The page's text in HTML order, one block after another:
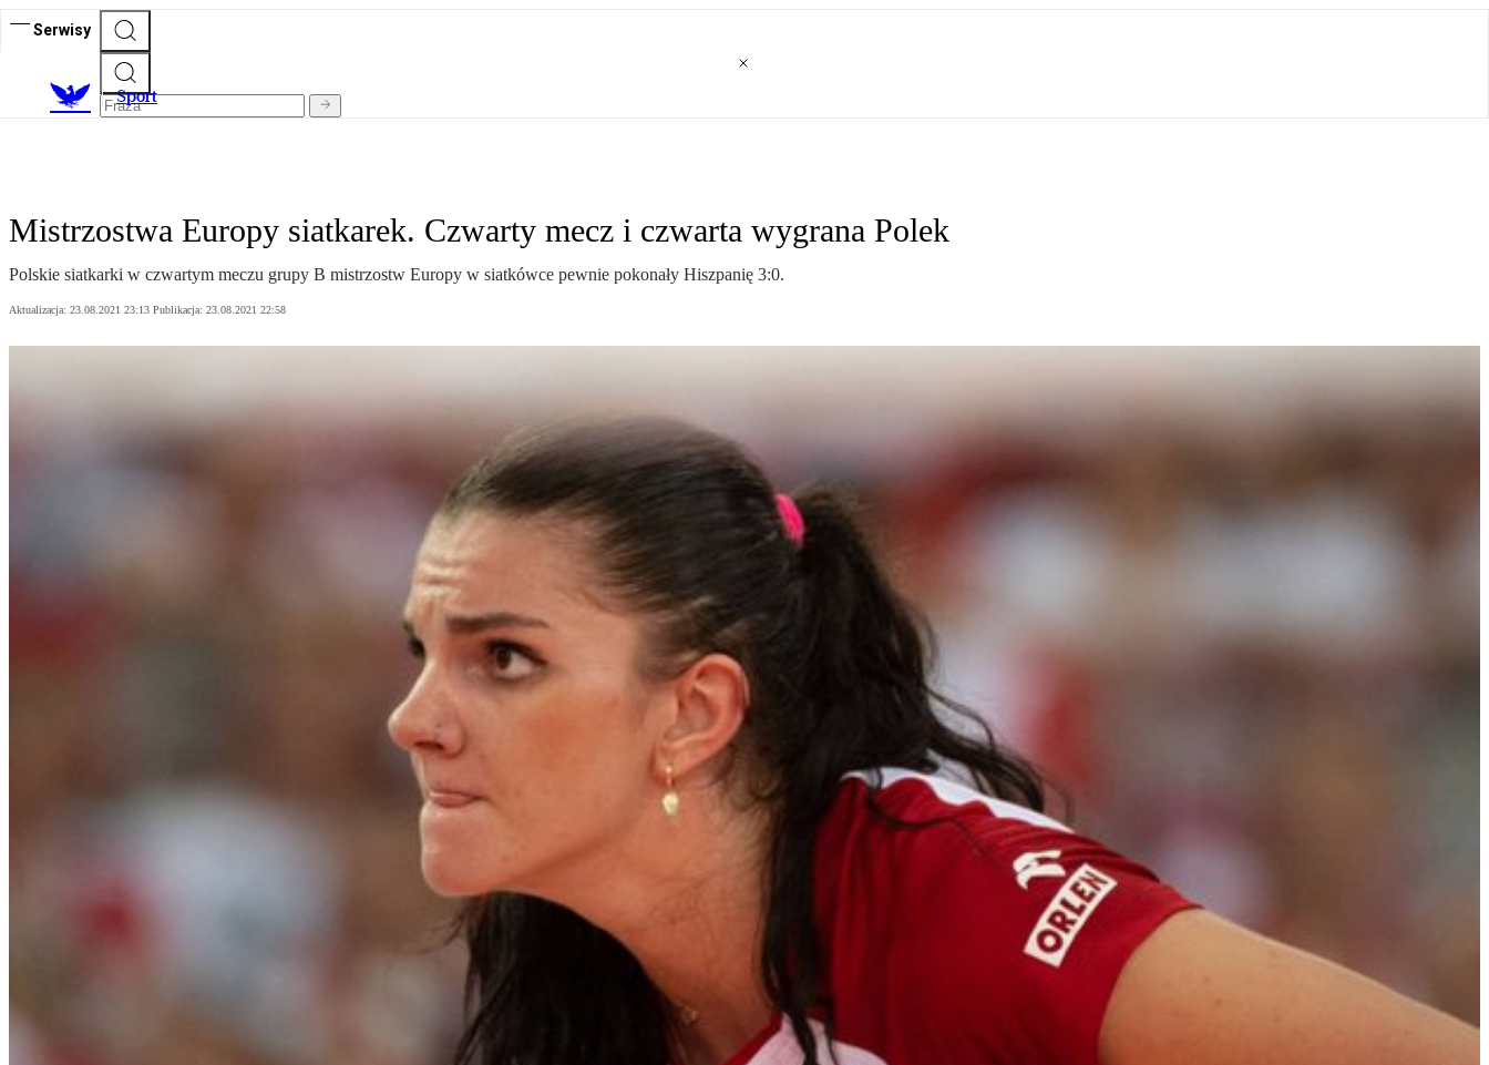
Serwisy
Sport
Mistrzostwa Europy siatkarek. Czwarty mecz i czwarta wygrana Polek
Polskie siatkarki w czwartym meczu grupy B mistrzostw Europy w siatkówce pewnie pokonały Hiszpanię 3:0.
Aktualizacja: 23.08.2021 23:13 Publikacja: 23.08.2021 22:58